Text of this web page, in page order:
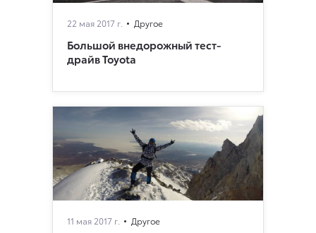
22 мая 2017 г. Другое
Большой внедорожный тест-
драйв Toyota
11 мая 2017 г. Другое